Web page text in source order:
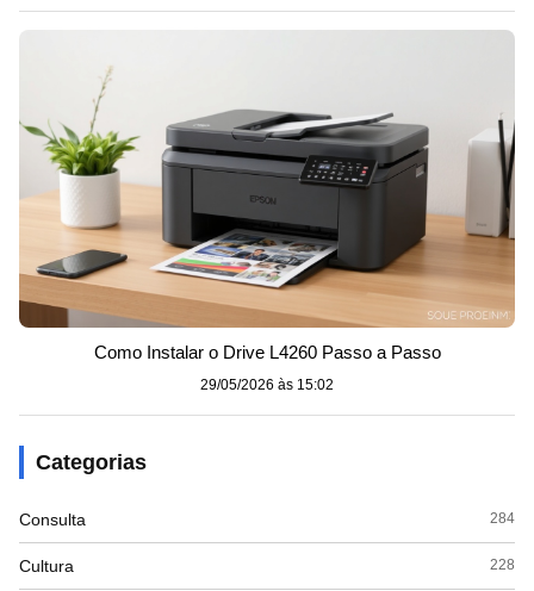
Como Instalar o Drive L4260 Passo a Passo
29/05/2026 às 15:02
Categorias
Consulta 284
Cultura 228